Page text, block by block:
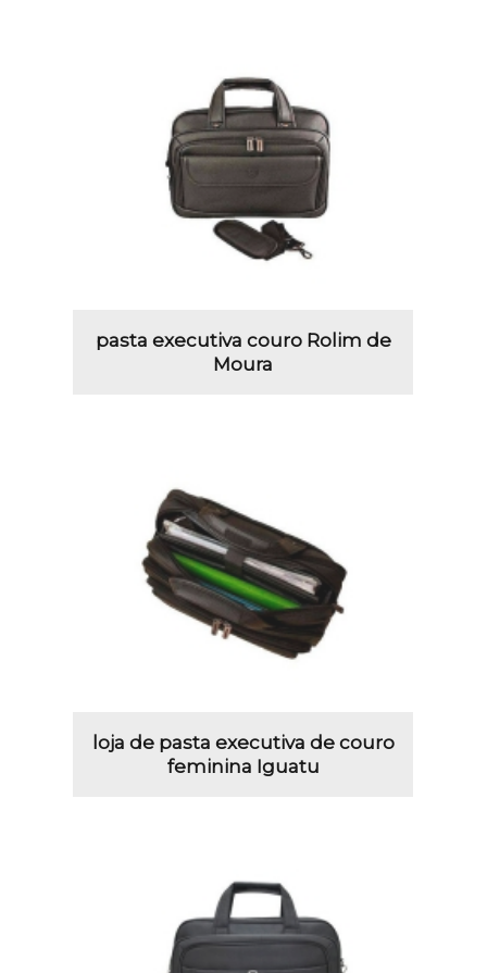
pasta executiva couro Rolim de
Moura
loja de pasta executiva de couro
feminina Iguatu